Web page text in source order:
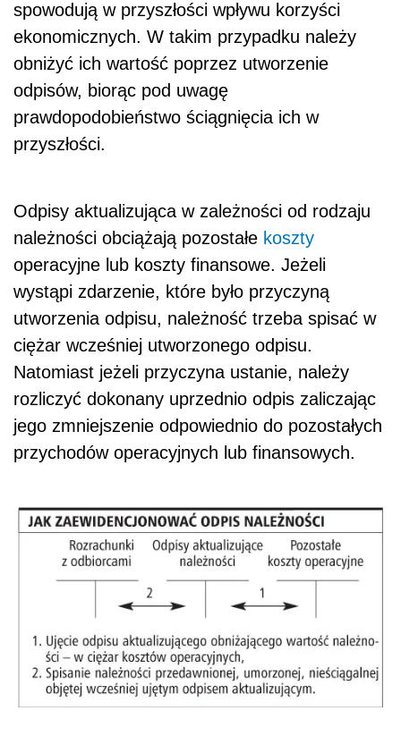
spowodują w przyszłości wpływu korzyści
ekonomicznych. W takim przypadku należy
obniżyć ich wartość poprzez utworzenie
odpisów, biorąc pod uwagę
prawdopodobieństwo ściągnięcia ich w
przyszłości.
Odpisy aktualizująca w zależności od rodzaju
należności obciążają pozostałe koszty
operacyjne lub koszty finansowe. Jeżeli
wystąpi zdarzenie, które było przyczyną
utworzenia odpisu, należność trzeba spisać w
ciężar wcześniej utworzonego odpisu.
Natomiast jeżeli przyczyna ustanie, należy
rozliczyć dokonany uprzednio odpis zaliczając
jego zmniejszenie odpowiednio do pozostałych
przychodów operacyjnych lub finansowych.